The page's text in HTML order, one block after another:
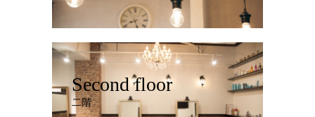
Second floor
二階